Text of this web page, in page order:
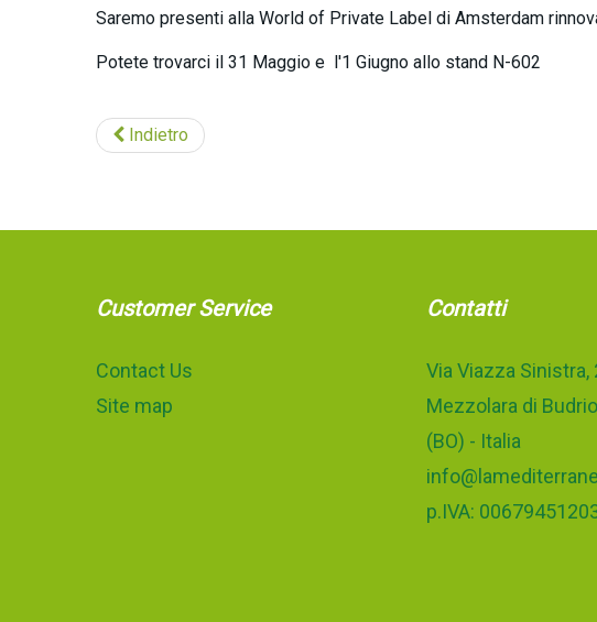
Saremo presenti alla World of Private Label di Amsterdam
Potete trovarci il 31 Maggio e l'1 Giugno allo stand N-602
Indietro
Customer Service
Contact Us
Site map
Contatti
Via Viazza Sinistra,
Mezzolara di
(BO) - Italia
p.IVA: